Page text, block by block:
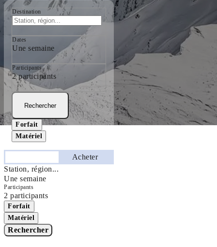
Destination
Dates
Une semaine
Participants
2 participants
Rechercher
Forfait
Matériel
Acheter
Station, région...
Une semaine
Participants
2 participants
Forfait
Matériel
Rechercher